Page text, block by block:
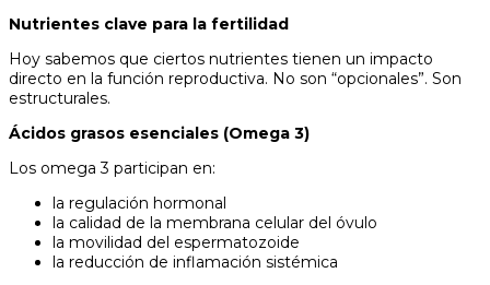
Nutrientes clave para la fertilidad
Hoy sabemos que ciertos nutrientes tienen un impacto
directo en la función reproductiva. No son “opcionales”. Son
estructurales.
Ácidos grasos esenciales (Omega 3)
Los omega 3 participan en:
la regulación hormonal
la calidad de la membrana celular del óvulo
la movilidad del espermatozoide
la reducción de inflamación sistémica